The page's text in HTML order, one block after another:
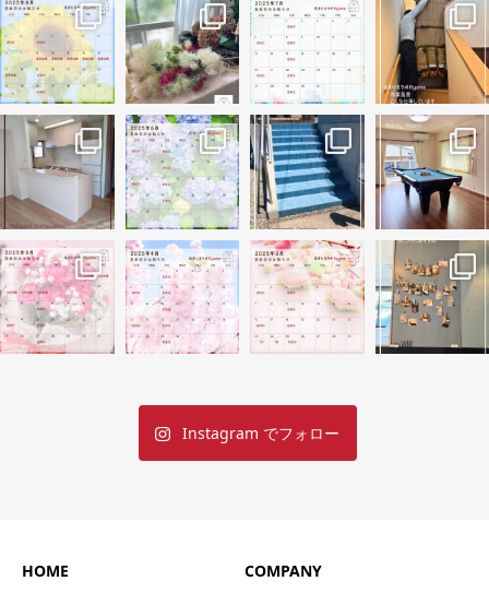
Instagram でフォロー
HOME COMPANY